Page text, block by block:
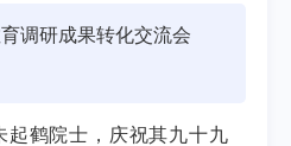
调研成果转化交流会
起鹤院士，庆祝其九十九